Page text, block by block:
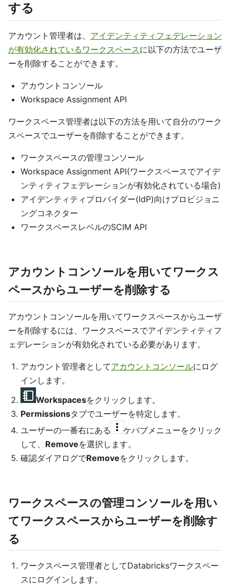
する
アカウント管理者は、 アイデンティティフェデレーション
が有効化されているワークスペースに以下の方法でユーザ
ーを削除することができます。
アカウントコンソール
Workspace Assignment API
ワークスペース管理者は以下の方法を用いて自分のワーク
スペースでユーザーを削除することができます。
ワークスペースの管理コンソール
Workspace Assignment API(ワークスペースでアイデ
ンティティフェデレーションが有効化されている場合)
アイデンティティプロバイダー(IdP)向けプロビジョニ
ングコネクター
ワークスペースレベルのSCIM API
アカウントコンソールを用いてワークス
ペースからユーザーを削除する
アカウントコンソールを用いてワークスペースからユーザ
ーを削除するには、ワークスペースでアイデンティティフ
ェデレーションが有効化されている必要があります。
アカウント管理者としてアカウントコンソールにログ
インします。
Workspacesをクリックします。
Permissionsタブでユーザーを特定します。
ユーザーの一番右にある
ケバブメニューをクリック
して、 Removeを選択します。
確認ダイアログでRemoveをクリックします。
ワークスペースの管理コンソールを用い
てワークスペースからユーザーを削除す
る
ワークスペース管理者としてDatabricksワークスペー
スにログインします。